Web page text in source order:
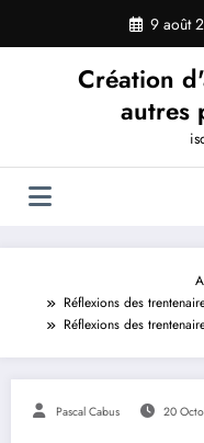
contenu
9 août
Création
autres
Réflexions des
Réflexions des
Pascal Cabus 20